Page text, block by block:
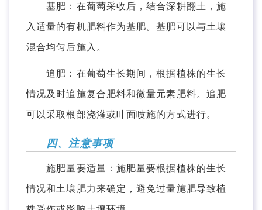
基肥：在葡萄采收后，结合深耕翻土，施
入适量的有机肥料作为基肥。基肥可以与土壤
混合均匀后施入。
追肥：在葡萄生长期间，根据植株的生长
情况及时追施复合肥料和微量元素肥料。追肥
可以采取根部浇灌或叶面喷施的方式进行。
四、注意事项
施肥量要适量：施肥量要根据植株的生长
情况和土壤肥力来确定，避免过量施肥导致植